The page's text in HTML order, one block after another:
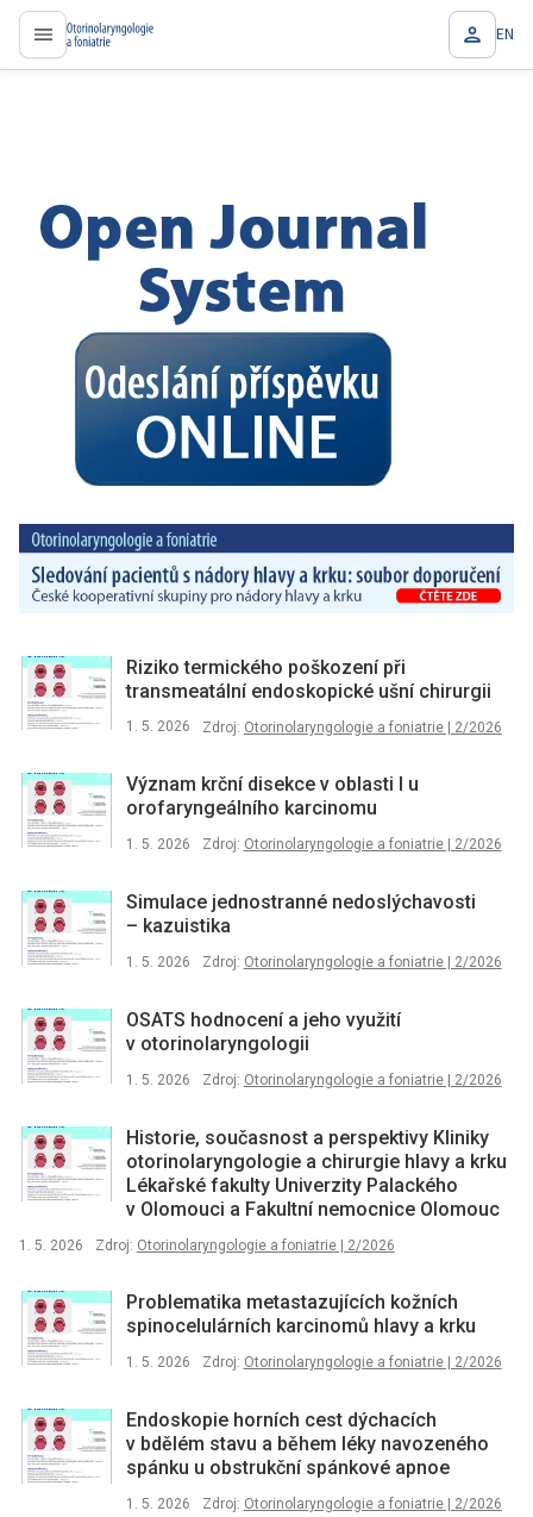
proLékaře.cz EN
Riziko termického poškození při
transmeatální endoskopické ušní chirurgii
1. 5. 2026 Zdroj: Otorinolaryngologie a foniatrie | 2/2026
Význam krční disekce v oblasti I u
orofaryngeálního karcinomu
1. 5. 2026 Zdroj: Otorinolaryngologie a foniatrie | 2/2026
Simulace jednostranné nedoslýchavosti
–⁠ kazuistika
1. 5. 2026 Zdroj: Otorinolaryngologie a foniatrie | 2/2026
OSATS hodnocení a jeho využití
v otorinolaryngologii
1. 5. 2026 Zdroj: Otorinolaryngologie a foniatrie | 2/2026
Historie, současnost a perspektivy Kliniky
otorinolaryngologie a chirurgie hlavy a krku
Lékařské fakulty Univerzity Palackého
v Olomouci a Fakultní nemocnice Olomouc
1. 5. 2026 Zdroj: Otorinolaryngologie a foniatrie | 2/2026
Problematika metastazujících kožních
spinocelulárních karcinomů hlavy a krku
1. 5. 2026 Zdroj: Otorinolaryngologie a foniatrie | 2/2026
Endoskopie horních cest dýchacích
v bdělém stavu a během léky navozeného
spánku u obstrukční spánkové apnoe
1. 5. 2026 Zdroj: Otorinolaryngologie a foniatrie | 2/2026